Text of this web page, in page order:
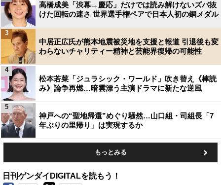
高橋成美「渋幕→慶応」だけでは読み解けないズバ抜
けた回転の速さ 世界選手権ペアで日本人初の銅メダル
中居正広氏が熊本地震被災地を支援と報道 引退後も変
わらないチャリティー精神と芸能界復帰の可能性
3
松本若菜「ジュラシック・ワールド」吹き替え《棒読
み》論争再燃…暗雲漂う主演ドラマに新たな逆風
4
神戸への“聖地帰還”めぐり騒然…山口組・司組長「7
年ぶりの里帰り」は実現するか
5
もっとみる
日刊ゲンダイDIGITALを読もう！